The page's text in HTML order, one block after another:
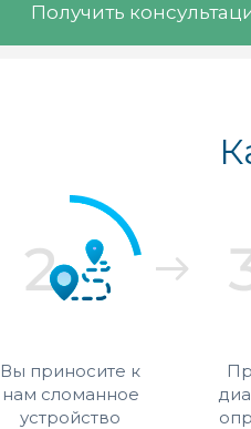
Получить
Вы приносите к
нам сломанное
устройство